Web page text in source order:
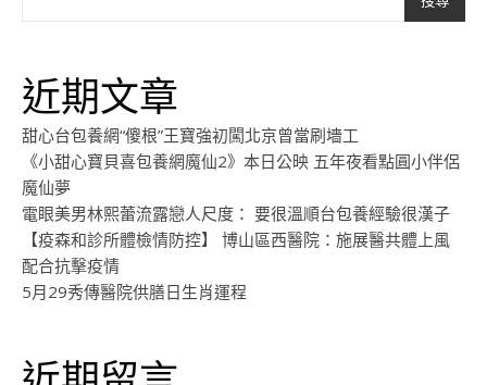
近期文章
甜心台包養網“傻根”王寶強初闖北京曾當刷墻工
《小甜心寶貝喜包養網魔仙2》本日公映 五年夜看點圓小伴侶
魔仙夢
電眼美男林熙蕾流露戀人尺度： 要很溫順台包養經驗很漢子
【疫森和診所體檢情防控】 博山區西醫院：施展醫共體上風
配合抗擊疫情
5月29秀傳醫院供膳日生肖運程